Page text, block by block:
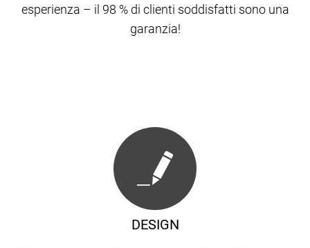
esperienza – il 98 % di clienti soddisfatti sono una
garanzia!
DESIGN